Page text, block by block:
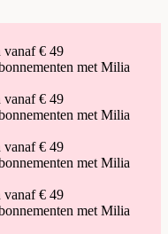
vanaf € 49
met Milia
vanaf € 49
met Milia
vanaf € 49
met Milia
vanaf € 49
met Milia